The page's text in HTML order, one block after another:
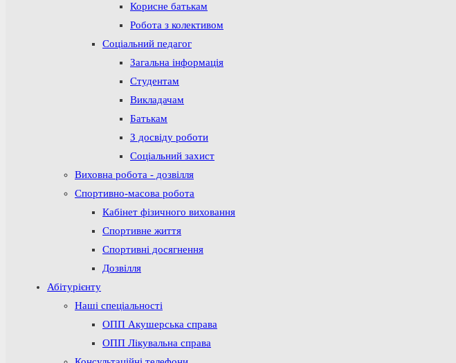
Корисне батькам
Робота з колективом
Соціальний педагог
Загальна інформація
Студентам
Викладачам
Батькам
З досвіду роботи
Соціальний захист
Виховна робота - дозвілля
Спортивно-масова робота
Кабінет фізичного виховання
Спортивне життя
Спортивні досягнення
Дозвілля
Абітурієнту
Наші спеціальності
ОПП Акушерська справа
ОПП Лікувальна справа